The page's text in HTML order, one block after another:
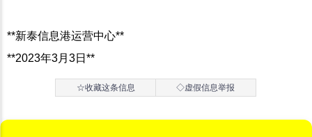
**新泰信息港运营中心**
**2023年3月3日**
☆收藏这条信息 ◇虚假信息举报